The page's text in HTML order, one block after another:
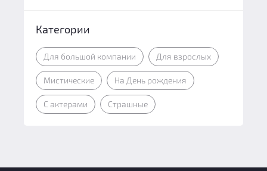
Категории
Для большой компании Для взрослых
Мистические На День рождения
С актерами Страшные